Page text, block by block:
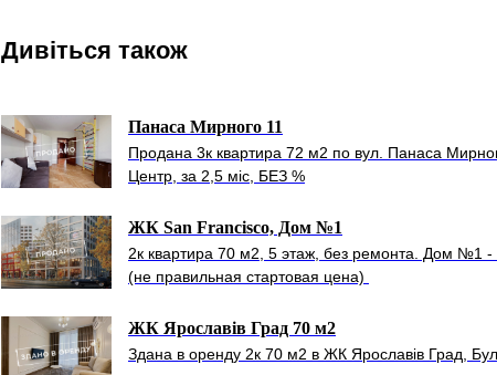
Дивіться також
Панаса Мирного 11
Продана 3к квартира 72 м2 по вул. Панаса
Центр, за 2,5 міс, БЕЗ %
ЖК San Francisco, Дом №1
2к квартира 70 м2, 5 этаж, без ремонта. Дом №1
(не правильная стартовая цена)
ЖК Ярославів Град 70 м2
Здана в оренду 2к 70 м2 в ЖК Ярославів Град,